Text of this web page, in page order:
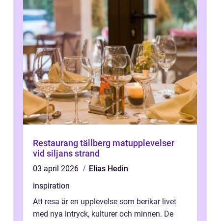
Restaurang tällberg matupplevelser
vid siljans strand
03 april 2026
Elias Hedin
inspiration
Att resa är en upplevelse som berikar livet
med nya intryck, kulturer och minnen. De